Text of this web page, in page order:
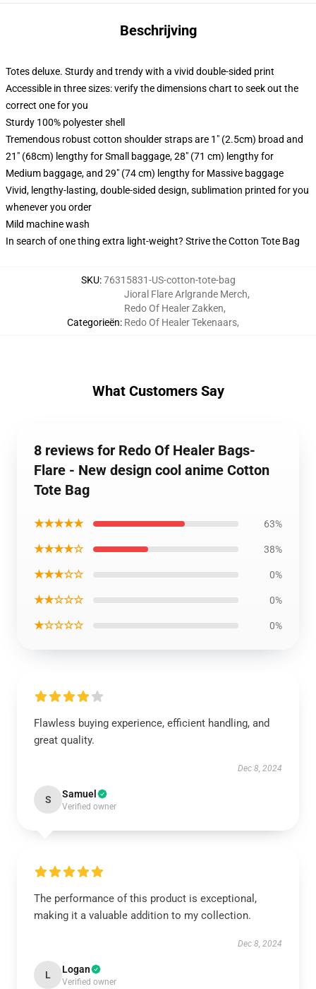
Beschrijving
Totes deluxe. Sturdy and trendy with a vivid double-sided print
Accessible in three sizes: verify the dimensions chart to seek out the
correct one for you
Sturdy 100% polyester shell
Tremendous robust cotton shoulder straps are 1" (2.5cm) broad and
21" (68cm) lengthy for Small baggage, 28" (71 cm) lengthy for
Medium baggage, and 29" (74 cm) lengthy for Massive baggage
Vivid, lengthy-lasting, double-sided design, sublimation printed for you
whenever you order
Mild machine wash
In search of one thing extra light-weight? Strive the Cotton Tote Bag
SKU:76315831-US-cotton-tote-bag
Categorieën:
Jioral Flare Arlgrande Merch,
Redo Of Healer Zakken,
Redo Of Healer Tekenaars,
What Customers Say
8 reviews for Redo Of Healer Bags-
Flare - New design cool anime Cotton
Tote Bag
★★★★★ 63%
★★★★☆ 38%
★★★☆☆ 0%
★★☆☆☆ 0%
★☆☆☆☆ 0%
Flawless buying experience, efficient handling, and
great quality.
Dec 8, 2024
S Samuel
Verified owner
The performance of this product is exceptional,
making it a valuable addition to my collection.
Dec 8, 2024
L Logan
Verified owner